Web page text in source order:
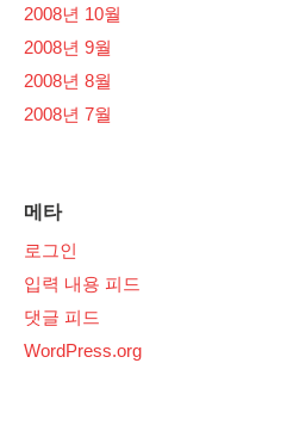
2008년 10월
2008년 9월
2008년 8월
2008년 7월
메타
로그인
입력 내용 피드
댓글 피드
WordPress.org